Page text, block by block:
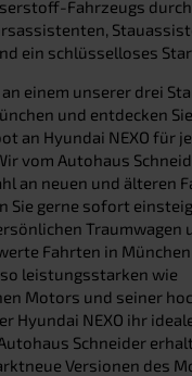
Fahrzeugs durch
ein schlüsselloses
an einem unserer drei
und entdecken
an Hyundai NEXO für
vom Autohaus
an neuen und älteren
Sie gerne sofort
Traumwagen
Fahrten in München
leistungsstarken wie
Motors und seiner
Hyundai NEXO ihr
Schneider
Versionen des